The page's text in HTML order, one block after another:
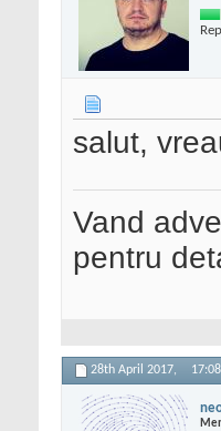
salut,
Vand
pentru
28th April 2017, 17:08